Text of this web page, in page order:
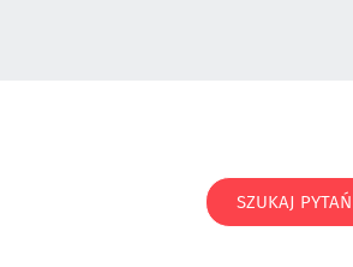
SZUKAJ PYTAŃ